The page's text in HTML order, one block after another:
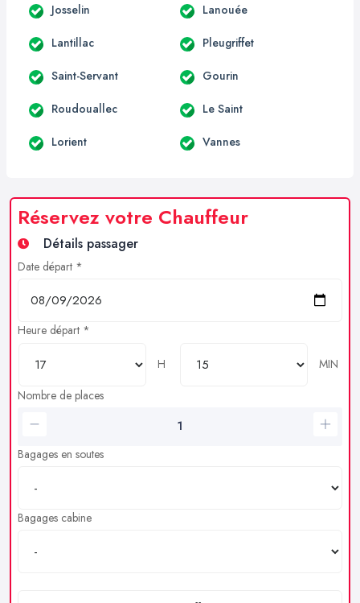
Josselin Lanouée
Lantillac Pleugriffet
Saint-Servant Gourin
Roudouallec Le Saint
Lorient Vannes
Réservez votre Chauffeur
Détails passager
Date départ *
Heure départ *
H
MIN
Nombre de places
Bagages en soutes
Bagages cabine